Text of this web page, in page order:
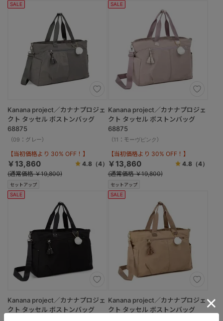
SALE
セットアップ
Kanana project／カナナプロジェ
クト タッセル ボストンバッグ
68875
（09：グレー）
【当初価格より 30% OFF！】
￥13,860 4.8（4）
(通常価格 ￥19,800)
SALE
セットアップ
Kanana project／カナナプロジェ
クト タッセル ボストンバッグ
68875
（11：モーヴピンク）
【当初価格より 30% OFF！】
￥13,860 4.8 （4）
(通常価格 ￥19,800)
SALE
Kanana project／カナナプロジェ
クト タッセル ボストンバッグ
SALE
Kanana project／カナナプロジェ
クト タッセル ボストンバッグ